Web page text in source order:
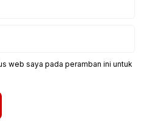
web saya pada peramban ini untuk